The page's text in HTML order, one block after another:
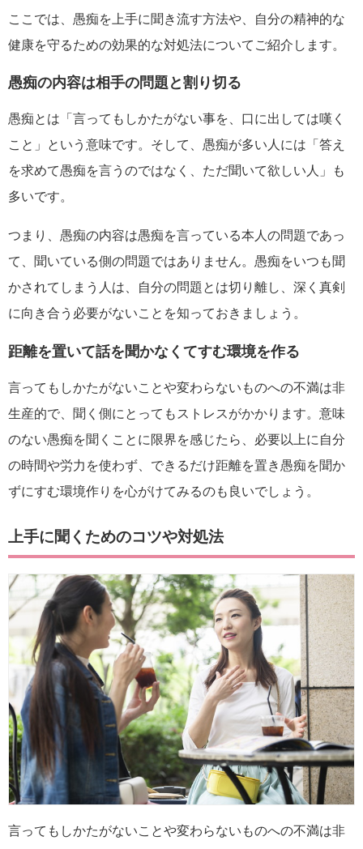
ここでは、愚痴を上手に聞き流す方法や、自分の精神的な
健康を守るための効果的な対処法についてご紹介します。
愚痴の内容は相手の問題と割り切る
愚痴とは「言ってもしかたがない事を、口に出しては嘆く
こと」という意味です。そして、愚痴が多い人には「答え
を求めて愚痴を言うのではなく、ただ聞いて欲しい人」も
多いです。
つまり、愚痴の内容は愚痴を言っている本人の問題であっ
て、聞いている側の問題ではありません。愚痴をいつも聞
かされてしまう人は、自分の問題とは切り離し、深く真剣
に向き合う必要がないことを知っておきましょう。
距離を置いて話を聞かなくてすむ環境を作る
言ってもしかたがないことや変わらないものへの不満は非
生産的で、聞く側にとってもストレスがかかります。意味
のない愚痴を聞くことに限界を感じたら、必要以上に自分
の時間や労力を使わず、できるだけ距離を置き愚痴を聞か
ずにすむ環境作りを心がけてみるのも良いでしょう。
上手に聞くためのコツや対処法
言ってもしかたがないことや変わらないものへの不満は非